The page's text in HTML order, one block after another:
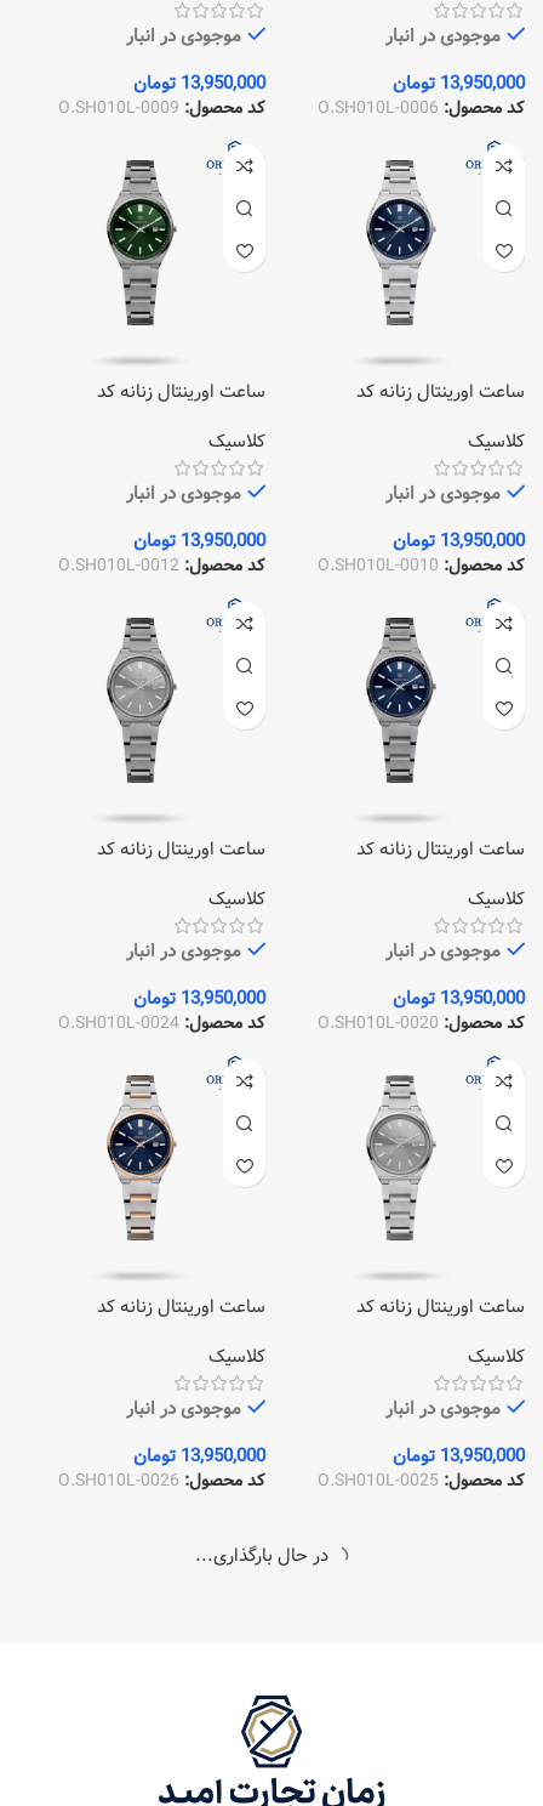
موجودی در انبار
13,950,000 تومان
کد محصول: O.SH010L-0006
موجودی در انبار
13,950,000 تومان
کد محصول: O.SH010L-0009
ساعت اورینتال زنانه کد
کلاسیک
موجودی در انبار
13,950,000 تومان
کد محصول: O.SH010L-0010
ساعت اورینتال زنانه کد
کلاسیک
موجودی در انبار
13,950,000 تومان
کد محصول: O.SH010L-0012
ساعت اورینتال زنانه کد
کلاسیک
موجودی در انبار
13,950,000 تومان
کد محصول: O.SH010L-0020
ساعت اورینتال زنانه کد
کلاسیک
موجودی در انبار
13,950,000 تومان
کد محصول: O.SH010L-0024
ساعت اورینتال زنانه کد
کلاسیک
موجودی در انبار
13,950,000 تومان
کد محصول: O.SH010L-0025
ساعت اورینتال زنانه کد
کلاسیک
موجودی در انبار
13,950,000 تومان
کد محصول: O.SH010L-0026
ساعت اورینتال زنانه کد
O.SH010L-0088